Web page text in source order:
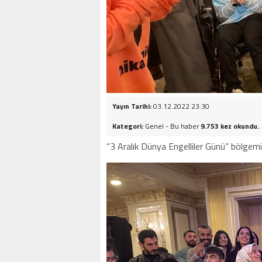
Yayın Tarihi:03.12.2022 23:30
Kategori: Genel - Bu haber9.753 kez okundu.
“3 Aralık Dünya Engelliler Günü”